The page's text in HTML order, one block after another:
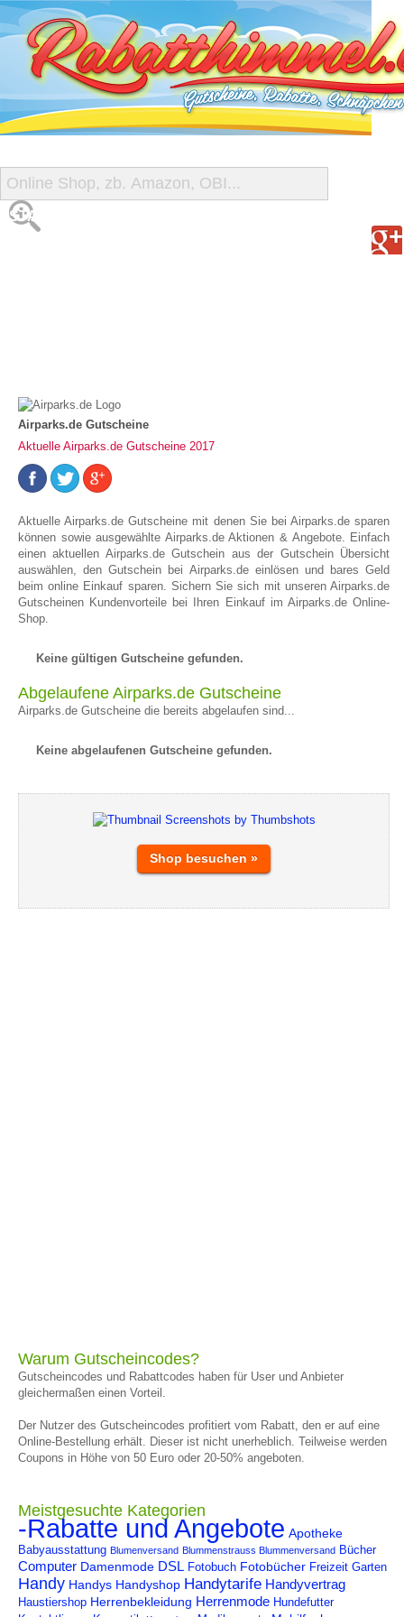
START
Airparks.de Gutscheine
Aktuelle Airparks.de Gutscheine 2017
Aktuelle Airparks.de Gutscheine mit denen Sie bei Airparks.de sparen
können sowie ausgewählte Airparks.de Aktionen & Angebote. Einfach
einen aktuellen Airparks.de Gutschein aus der Gutschein Übersicht
auswählen, den Gutschein bei Airparks.de einlösen und bares Geld
beim online Einkauf sparen. Sichern Sie sich mit unseren Airparks.de
Gutscheinen Kundenvorteile bei Ihren Einkauf im Airparks.de Online-
Shop.
Keine gültigen Gutscheine gefunden.
Abgelaufene Airparks.de Gutscheine
Airparks.de Gutscheine die bereits abgelaufen sind...
Keine abgelaufenen Gutscheine gefunden.
Shop besuchen »
Warum Gutscheincodes?
Gutscheincodes und Rabattcodes haben für User und Anbieter
gleichermaßen einen Vorteil.
Der Nutzer des Gutscheincodes profitiert vom Rabatt, den er auf eine
Online-Bestellung erhält. Dieser ist nicht unerheblich. Teilweise werden
Coupons in Höhe von 50 Euro oder 20-50% angeboten.
Meistgesuchte Kategorien
-Rabatte und Angebote Apotheke
Babyausstattung Blumenversand Blummenstrauss Blummenversand Bücher
Computer Damenmode DSL Fotobuch Fotobücher Freizeit Garten
Handy Handys Handyshop Handytarife Handyvertrag
Haustiershop Herrenbekleidung Herrenmode Hundefutter